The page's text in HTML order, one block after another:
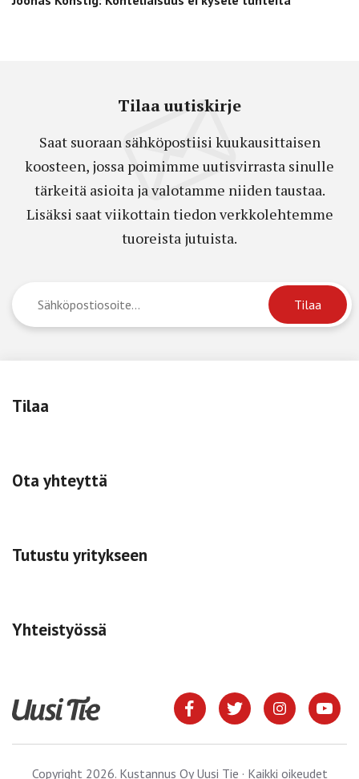
Tilaa uutiskirje
Saat suoraan sähköpostiisi kuukausittaisen
koosteen, jossa poimimme uutisvirrasta sinulle
tärkeitä asioita ja valotamme niiden taustaa.
Lisäksi saat viikottain tiedon verkkolehtemme
tuoreista jutuista.
Tilaa
Ota yhteyttä
Tutustu yritykseen
Yhteistyössä
Copyright 2026. Kustannus Oy Uusi Tie · Kaikki oikeudet